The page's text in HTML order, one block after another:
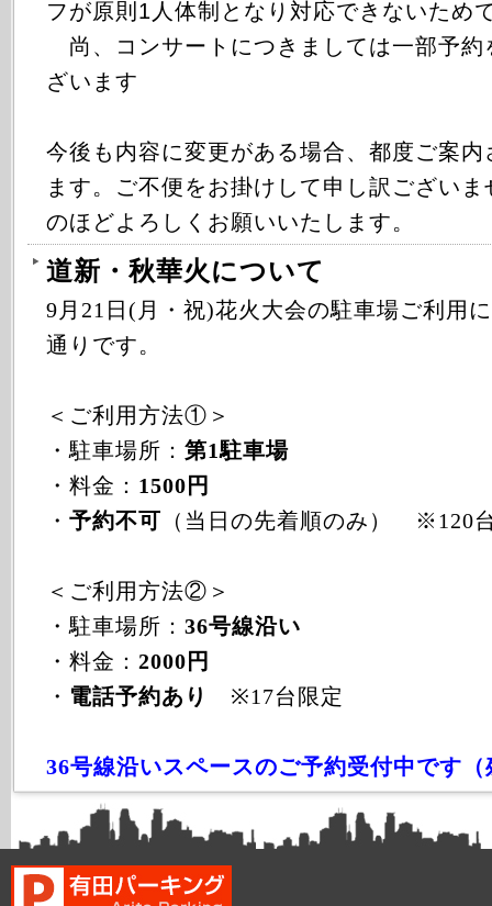
フが原則1人体制となり対応できないため
尚、コンサートにつきましては一部予約
ざいます
今後も内容に変更がある場合、都度ご案
ます。ご不便をお掛けして申し訳ござい
のほどよろしくお願いいたします。
道新・秋華火について
9月21日(月・祝)花火大会の駐車場ご利用
通りです。
＜ご利用方法①＞
・駐車場所： 第1駐車場
・料金： 1500円
・ 予約不可 （当日の先着順のみ） ※120
＜ご利用方法②＞
・駐車場所： 36号線沿い
・料金： 2000円
・ 電話予約あり ※17台限定
36号線沿いスペースのご予約受付中です